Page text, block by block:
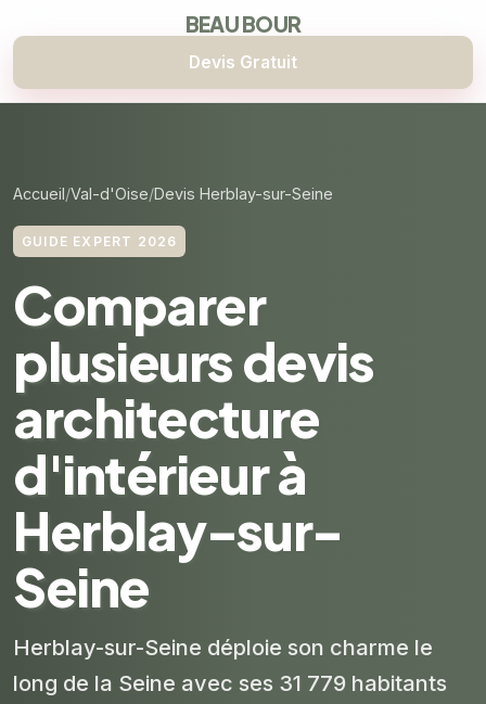
BEAU BOUR
Devis Gratuit
Accueil Val-d'Oise Devis Herblay-sur-Seine
GUIDE EXPERT 2026
Comparer
plusieurs devis
architecture
d'intérieur à
Herblay-sur-
Seine
Herblay-sur-Seine déploie son charme le
long de la Seine avec ses 31 779 habitants